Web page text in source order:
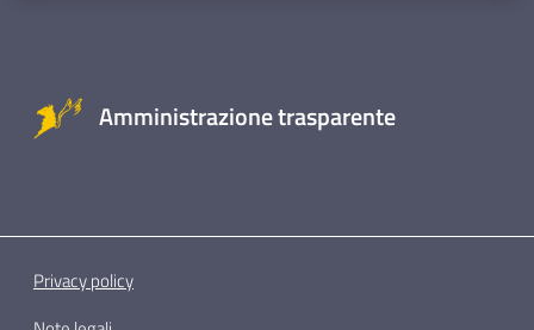
Amministrazione trasparente
Privacy policy